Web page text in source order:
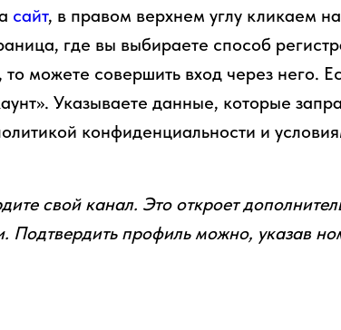
сайт, в правом верхнем углу кликаем
где вы выбираете способ
то можете совершить вход через него.
Указываете данные, которые
конфиденциальности и
свой канал. Это откроет
Подтвердить профиль можно, указав